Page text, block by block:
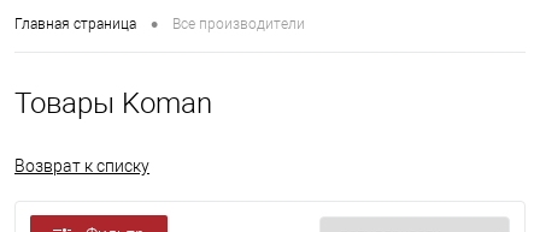
Главная страница • Все производители
Товары Koman
Возврат к списку